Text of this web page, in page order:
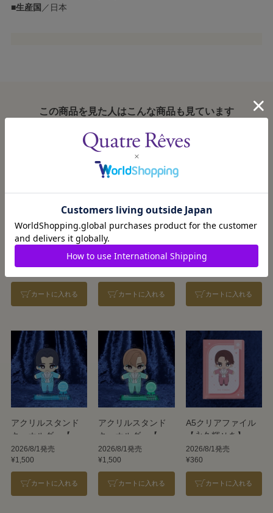
■生産国 ／日本
この商品を見た人はこんな商品も見ています
チケットファイル
【スターALL】
カートに入れる
アクリルスタンド
キーホルダー【永
久輝せあ】
2026/8/1発売
カートに入れる
キーホルダー【鳳
月杏】
2026/8/1発売
カートに入れる
アクリルスタンド
キーホルダー【暁
千星】
2026/8/1発売
¥1,500
カートに入れる
アクリルスタンド
キーホルダー【朝
美絢】
2026/8/1発売
¥1,500
カートに入れる
A5クリアファイル
【永久輝せあ】
2026/8/1発売
¥360
カートに入れる